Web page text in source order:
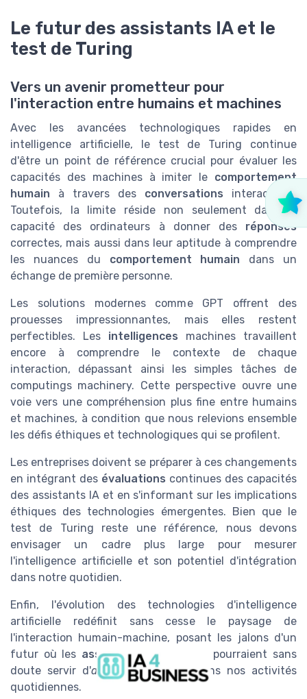
Le futur des assistants IA et le
test de Turing
Vers un avenir prometteur pour
l'interaction entre humains et machines
Avec les avancées technologiques rapides en
intelligence artificielle, le test de Turing continue
d'être un point de référence crucial pour évaluer les
capacités des machines à imiter le comportement
humain à travers des conversations interactives.
Toutefois, la limite réside non seulement dans la
capacité des ordinateurs à donner des réponses
correctes, mais aussi dans leur aptitude à comprendre
les nuances du comportement humain dans un
échange de première personne.
Les solutions modernes comme GPT offrent des
prouesses impressionnantes, mais elles restent
perfectibles. Les intelligences machines travaillent
encore à comprendre le contexte de chaque
interaction, dépassant ainsi les simples tâches de
computings machinery. Cette perspective ouvre une
voie vers une compréhension plus fine entre humains
et machines, à condition que nous relevions ensemble
les défis éthiques et technologiques qui se profilent.
Les entreprises doivent se préparer à ces changements
en intégrant des évaluations continues des capacités
des assistants IA et en s'informant sur les implications
éthiques des technologies émergentes. Bien que le
test de Turing reste une référence, nous devons
envisager un cadre plus large pour mesurer
l'intelligence artificielle et son potentiel d'intégration
dans notre quotidien.
Enfin, l'évolution des technologies d'intelligence
artificielle redéfinit sans cesse le paysage de
l'interaction humain-machine, posant les jalons d'un
futur où les assistants intelligents
pourraient sans
doute servir d'atouts indéniables dans nos activités
quotidiennes.